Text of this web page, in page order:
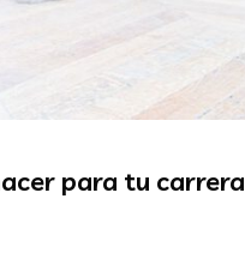
para tu carrera